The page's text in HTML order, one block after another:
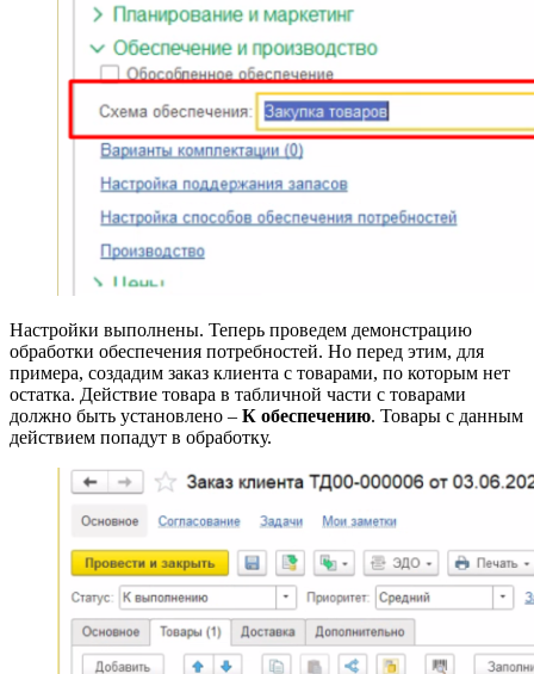
Настройки выполнены. Теперь проведем демонстрацию
обработки обеспечения потребностей. Но перед этим, для
примера, создадим заказ клиента с товарами, по которым нет
остатка. Действие товара в табличной части с товарами
должно быть установлено – К обеспечению. Товары с данным
действием попадут в обработку.